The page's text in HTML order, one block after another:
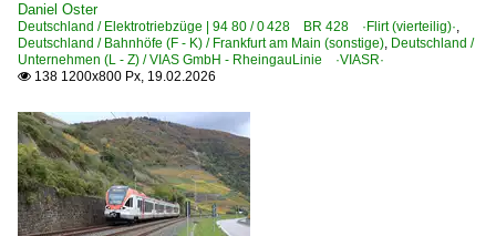
Daniel Oster
Deutschland / Elektrotriebzüge | 94 80 / 0 428 BR 428 ·Flirt (vierteilig)·,
Deutschland / Bahnhöfe (F - K) / Frankfurt am Main (sonstige), Deutschland /
Unternehmen (L - Z) / VIAS GmbH - RheingauLinie ·VIASR·
 138 1200x800 Px, 19.02.2026